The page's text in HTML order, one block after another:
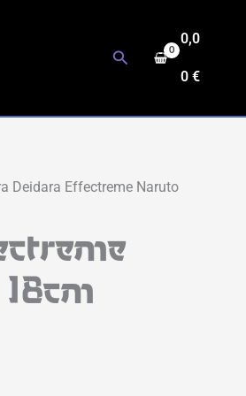
Buscar
0,0
0€
Deidara Effectreme Naruto